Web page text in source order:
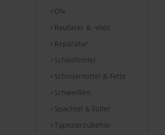
Öle
Raufaser & -vlies
Reparatur
Schleifmittel
Schmiermittel & Fette
Schweißen
Spachtel & Füller
Tapezierzubehör